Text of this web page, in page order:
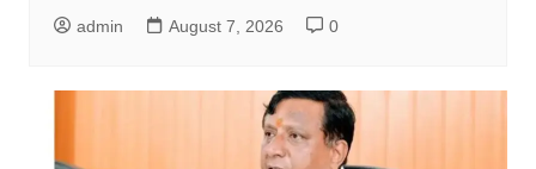
admin August 7, 2026 0